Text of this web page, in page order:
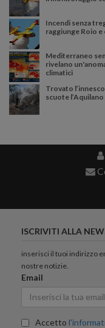
Incendi senza
raggiunge Roio
Mediterraneo
rivelano
climatici
Trovato
scuote
ISCRIVITI ALLA
inserisci il tuoi indirizzo
nostre notizie.
Email
Accetto